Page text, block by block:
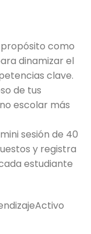
como
dinamizar el
clave.
de tus
escolar más
sesión de 40
y registra
estudiante